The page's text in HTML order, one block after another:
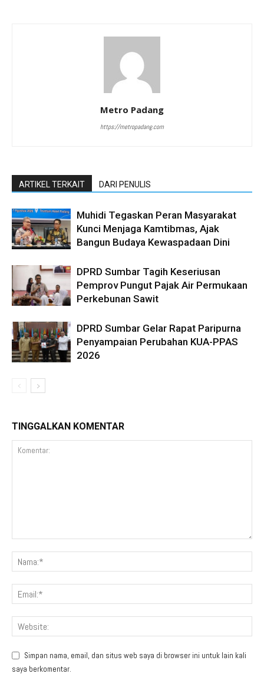
Metro Padang
https://metropadang.com
ARTIKEL TERKAIT DARI PENULIS
Muhidi Tegaskan Peran Masyarakat
Kunci Menjaga Kamtibmas, Ajak
Bangun Budaya Kewaspadaan Dini
DPRD Sumbar Tagih Keseriusan
Pemprov Pungut Pajak Air Permukaan
Perkebunan Sawit
DPRD Sumbar Gelar Rapat Paripurna
Penyampaian Perubahan KUA-PPAS
2026
TINGGALKAN KOMENTAR
Simpan nama, email, dan situs web saya di browser ini untuk lain kali
saya berkomentar.